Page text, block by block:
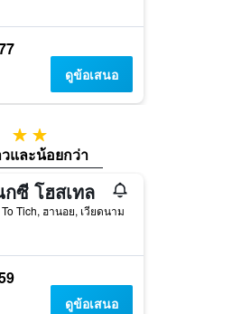
ดูข้อเสนอ
2 ดาว
และน้อยกว่า
กซี โฮสเทล
Tich, ฮานอย, เวียดนาม
ดูข้อเสนอ